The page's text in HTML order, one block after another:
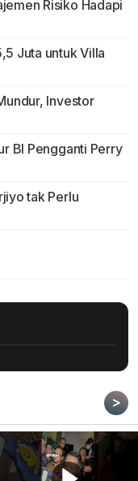
Risiko Hadapi
Juta untuk Villa
Investor
BI Pengganti Perry
tak Perlu
>